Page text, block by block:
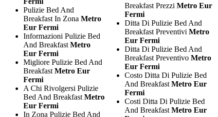
Pulizie Bed And
Breakfast In Zona Metro
Eur Fermi
Informazioni Pulizie Bed
And Breakfast Metro
Eur Fermi
Migliore Pulizie Bed And
Breakfast Metro Eur
Fermi
A Chi Rivolgersi Pulizie
Bed And Breakfast Metro
Eur Fermi
In Zona Pulizie Bed And
Breakfast Prezzi Metro Eur
Fermi
Ditta Di Pulizie Bed And
Breakfast Preventivi Metro
Eur Fermi
Ditta Di Pulizie Bed And
Breakfast Preventivo Metro
Eur Fermi
Costo Ditta Di Pulizie Bed
And Breakfast Metro Eur
Fermi
Costi Ditta Di Pulizie Bed
And Breakfast Metro Eur